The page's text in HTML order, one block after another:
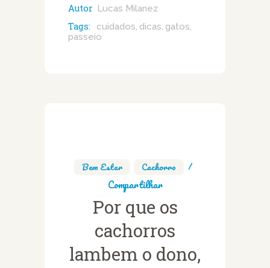
Autor Lucas Milanez
Tags: cuidados dicas gatos
passeio
Bem Estar Cachorro
Compartilhar
Por que os
cachorros
lambem o dono,